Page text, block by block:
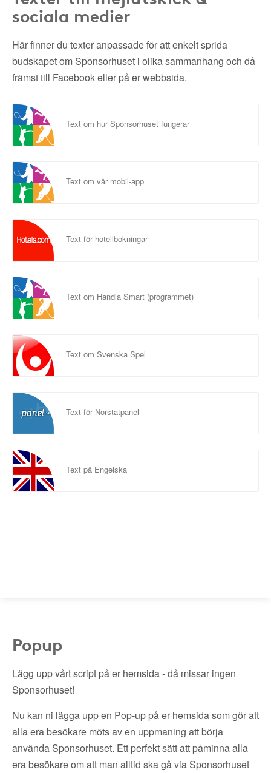
sociala medier
Här finner du texter anpassade för att enkelt sprida
budskapet om Sponsorhuset i olika sammanhang och då
främst till Facebook eller på er webbsida.
Text om hur Sponsorhuset fungerar
Text om vår mobil-app
Text för hotellbokningar
Text om Handla Smart (programmet)
Text om Svenska Spel
Text för Norstatpanel
Text på Engelska
Popup
Lägg upp vårt script på er hemsida - då missar ingen
Sponsorhuset!
Nu kan ni lägga upp en Pop-up på er hemsida som gör att
alla era besökare möts av en uppmaning att börja
använda Sponsorhuset. Ett perfekt sätt att påminna alla
era besökare om att man alltid ska gå via Sponsorhuset